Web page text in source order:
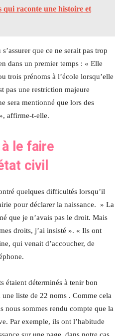
raconte une histoire et
que ce ne serait pas trop
dans un premier temps : « Elle
trois prénoms à l’école lorsqu’elle
pas une restriction majeure
sera mentionné que lors des
affirme-t-elle.
le faire
civil
quelques difficultés lorsqu’il
pour déclarer la naissance. » La
que je n’avais pas le droit. Mais
droits, j’ai insisté ». « Ils ont
qui venait d’accoucher, de
étaient déterminés à tenir bon
liste de 22 noms . Comme cela
nous sommes rendu compte que la
Par exemple, ils ont l’habitude
sur une page, dans notre cas,